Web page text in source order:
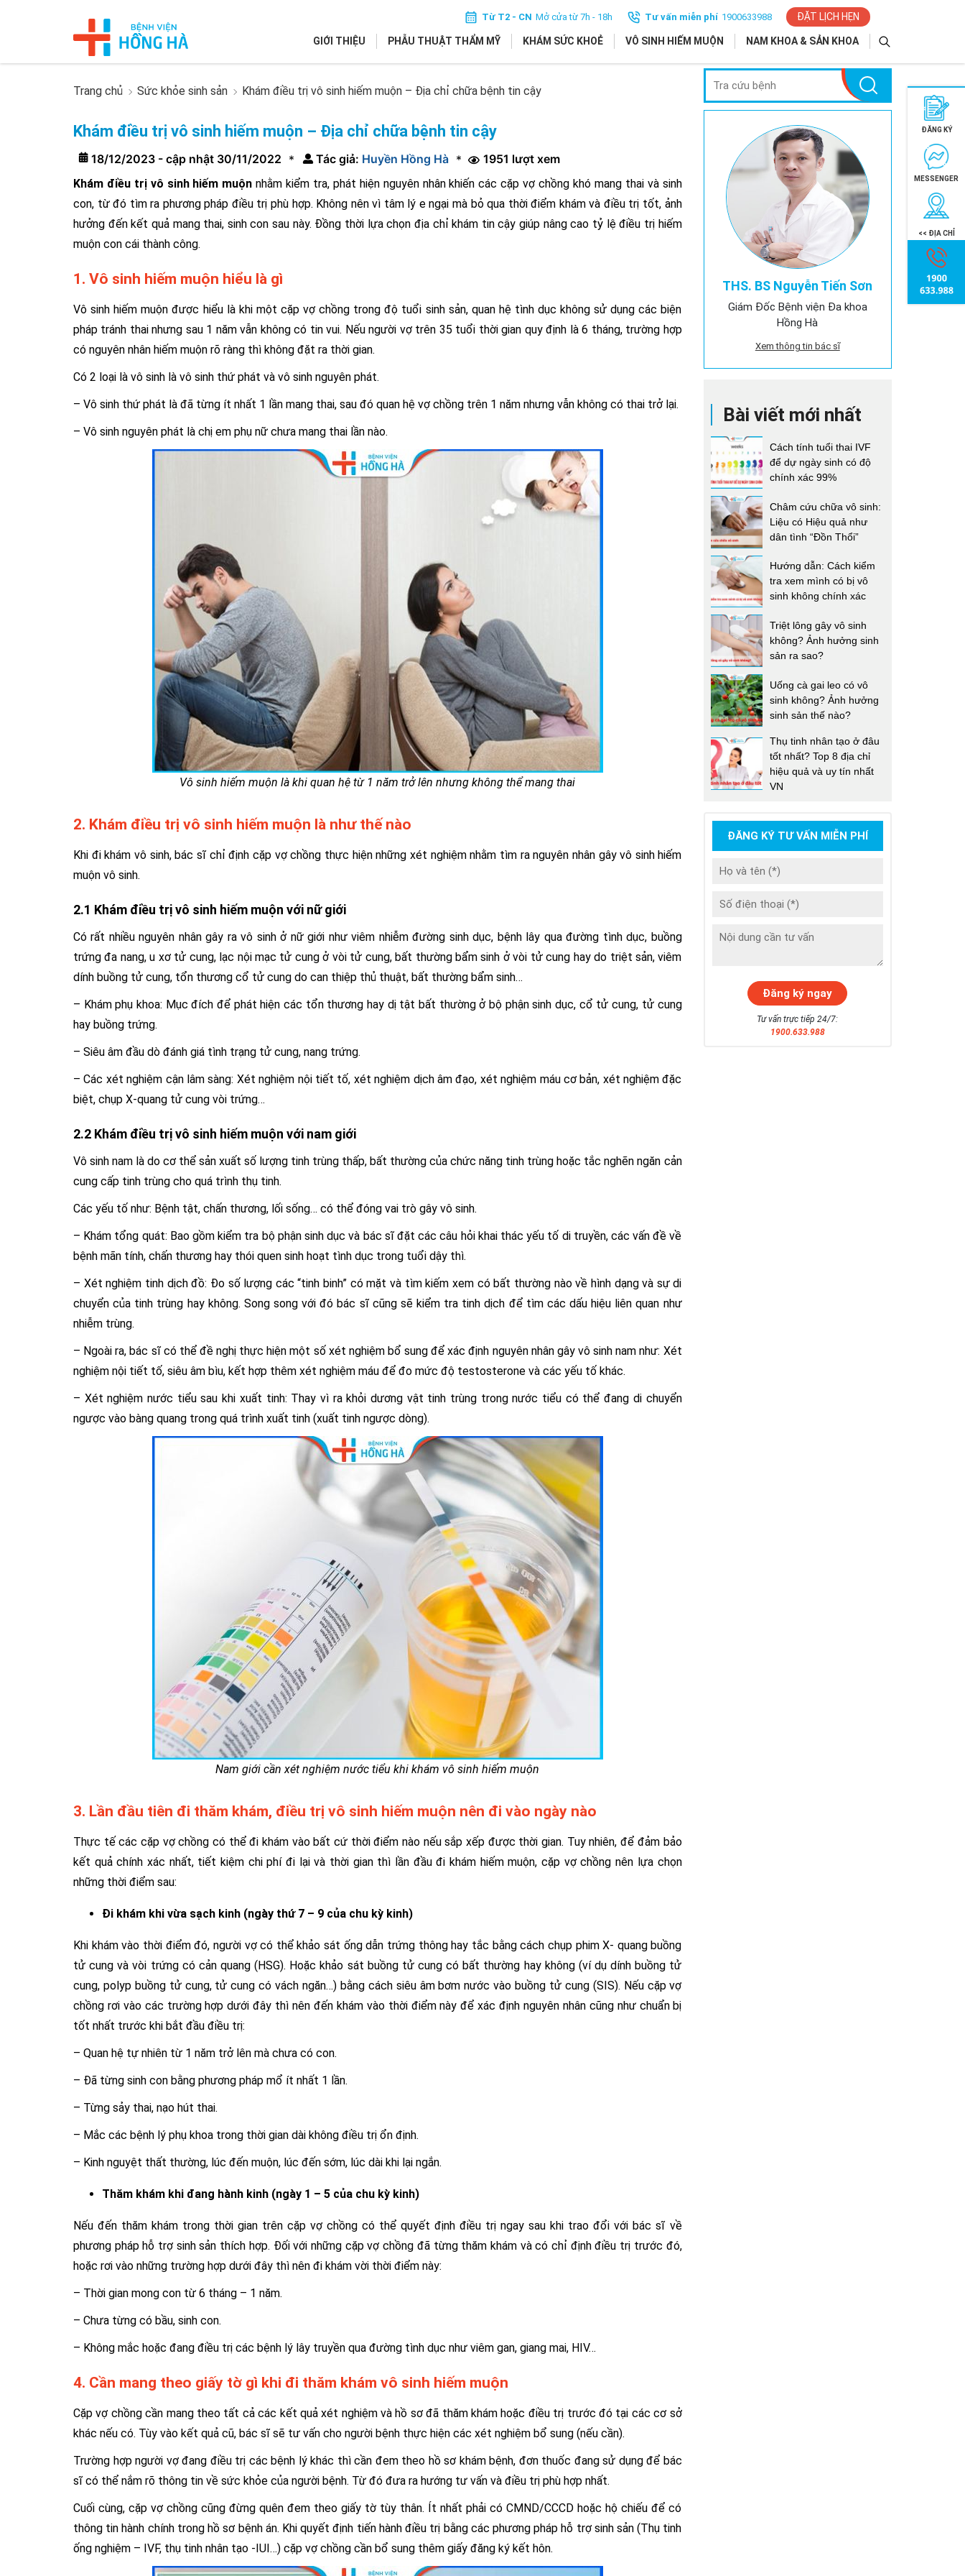
Từ T2 - CN Mở cửa từ 7h - 18h Tư vấn miễn phí 1900633988 ĐẶT LỊCH HẸN
GIỚI THIỆU PHẪU THUẬT THẨM MỸ KHÁM SỨC KHOẺ VÔ SINH HIẾM MUỘN NAM KHOA & SẢN KHOA
Trang chủ Sức khỏe sinh sản Khám điều trị vô sinh hiếm muộn – Địa chỉ chữa bệnh tin cậy
Khám điều trị vô sinh hiếm muộn – Địa chỉ chữa bệnh tin cậy
18/12/2023 - cập nhật 30/11/2022 * Tác giả: Huyền Hồng Hà * 1951 lượt xem
Khám điều trị vô sinh hiếm muộn nhằm kiểm tra, phát hiện nguyên nhân khiến các cặp vợ chồng khó mang thai và sinh
con, từ đó tìm ra phương pháp điều trị phù hợp. Không nên vì tâm lý e ngại mà bỏ qua thời điểm khám và điều trị tốt, ảnh
hưởng đến kết quả mang thai, sinh con sau này. Đồng thời lựa chọn địa chỉ khám tin cậy giúp nâng cao tỷ lệ điều trị hiếm
muộn con cái thành công.
1. Vô sinh hiếm muộn hiểu là gì
Vô sinh hiếm muộn được hiểu là khi một cặp vợ chồng trong độ tuổi sinh sản, quan hệ tình dục không sử dụng các biện
pháp tránh thai nhưng sau 1 năm vẫn không có tin vui. Nếu người vợ trên 35 tuổi thời gian quy định là 6 tháng, trường hợp
có nguyên nhân hiếm muộn rõ ràng thì không đặt ra thời gian.
Có 2 loại là vô sinh là vô sinh thứ phát và vô sinh nguyên phát.
– Vô sinh thứ phát là đã từng ít nhất 1 lần mang thai, sau đó quan hệ vợ chồng trên 1 năm nhưng vẫn không có thai trở lại.
– Vô sinh nguyên phát là chị em phụ nữ chưa mang thai lần nào.
Vô sinh hiếm muộn là khi quan hệ từ 1 năm trở lên nhưng không thể mang thai
2. Khám điều trị vô sinh hiếm muộn là như thế nào
Khi đi khám vô sinh, bác sĩ chỉ định cặp vợ chồng thực hiện những xét nghiệm nhằm tìm ra nguyên nhân gây vô sinh hiếm
muộn vô sinh.
2.1 Khám điều trị vô sinh hiếm muộn với nữ giới
Có rất nhiều nguyên nhân gây ra vô sinh ở nữ giới như viêm nhiễm đường sinh dục, bệnh lây qua đường tình dục, buồng
trứng đa nang, u xơ tử cung, lạc nội mạc tử cung ở vòi tử cung, bất thường bẩm sinh ở vòi tử cung hay do triệt sản, viêm
dính buồng tử cung, tổn thương cổ tử cung do can thiệp thủ thuật, bất thường bẩm sinh…
– Khám phụ khoa: Mục đích để phát hiện các tổn thương hay dị tật bất thường ở bộ phận sinh dục, cổ tử cung, tử cung
hay buồng trứng.
– Siêu âm đầu dò đánh giá tình trạng tử cung, nang trứng.
– Các xét nghiệm cận lâm sàng: Xét nghiệm nội tiết tố, xét nghiệm dịch âm đạo, xét nghiệm máu cơ bản, xét nghiệm đặc
biệt, chụp X-quang tử cung vòi trứng…
2.2 Khám điều trị vô sinh hiếm muộn với nam giới
Vô sinh nam là do cơ thể sản xuất số lượng tinh trùng thấp, bất thường của chức năng tinh trùng hoặc tắc nghẽn ngăn cản
cung cấp tinh trùng cho quá trình thụ tinh.
Các yếu tố như: Bệnh tật, chấn thương, lối sống… có thể đóng vai trò gây vô sinh.
– Khám tổng quát: Bao gồm kiểm tra bộ phận sinh dục và bác sĩ đặt các câu hỏi khai thác yếu tố di truyền, các vấn đề về
bệnh mãn tính, chấn thương hay thói quen sinh hoạt tình dục trong tuổi dậy thì.
– Xét nghiệm tinh dịch đồ: Đo số lượng các “tinh binh” có mặt và tìm kiếm xem có bất thường nào về hình dạng và sự di
chuyển của tinh trùng hay không. Song song với đó bác sĩ cũng sẽ kiểm tra tinh dịch để tìm các dấu hiệu liên quan như
nhiễm trùng.
– Ngoài ra, bác sĩ có thể đề nghị thực hiện một số xét nghiệm bổ sung để xác định nguyên nhân gây vô sinh nam như: Xét
nghiệm nội tiết tố, siêu âm bìu, kết hợp thêm xét nghiệm máu để đo mức độ testosterone và các yếu tố khác.
– Xét nghiệm nước tiểu sau khi xuất tinh: Thay vì ra khỏi dương vật tinh trùng trong nước tiểu có thể đang di chuyển
ngược vào bàng quang trong quá trình xuất tinh (xuất tinh ngược dòng).
Nam giới cần xét nghiệm nước tiểu khi khám vô sinh hiếm muộn
3. Lần đầu tiên đi thăm khám, điều trị vô sinh hiếm muộn nên đi vào ngày nào
Thực tế các cặp vợ chồng có thể đi khám vào bất cứ thời điểm nào nếu sắp xếp được thời gian. Tuy nhiên, để đảm bảo
kết quả chính xác nhất, tiết kiệm chi phí đi lại và thời gian thì lần đầu đi khám hiếm muộn, cặp vợ chồng nên lựa chọn
những thời điểm sau:
Đi khám khi vừa sạch kinh (ngày thứ 7 – 9 của chu kỳ kinh)
Khi khám vào thời điểm đó, người vợ có thể khảo sát ống dẫn trứng thông hay tắc bằng cách chụp phim X- quang buồng
tử cung và vòi trứng có cản quang (HSG). Hoặc khảo sát buồng tử cung có bất thường hay không (ví dụ dính buồng tử
cung, polyp buồng tử cung, tử cung có vách ngăn…) bằng cách siêu âm bơm nước vào buồng tử cung (SIS). Nếu cặp vợ
chồng rơi vào các trường hợp dưới đây thì nên đến khám vào thời điểm này để xác định nguyên nhân cũng như chuẩn bị
tốt nhất trước khi bắt đầu điều trị:
– Quan hệ tự nhiên từ 1 năm trở lên mà chưa có con.
– Đã từng sinh con bằng phương pháp mổ ít nhất 1 lần.
– Từng sảy thai, nạo hút thai.
– Mắc các bệnh lý phụ khoa trong thời gian dài không điều trị ổn định.
– Kinh nguyệt thất thường, lúc đến muộn, lúc đến sớm, lúc dài khi lại ngắn.
Thăm khám khi đang hành kinh (ngày 1 – 5 của chu kỳ kinh)
Nếu đến thăm khám trong thời gian trên cặp vợ chồng có thể quyết định điều trị ngay sau khi trao đổi với bác sĩ về
phương pháp hỗ trợ sinh sản thích hợp. Đối với những cặp vợ chồng đã từng thăm khám và có chỉ định điều trị trước đó,
hoặc rơi vào những trường hợp dưới đây thì nên đi khám vời thời điểm này:
– Thời gian mong con từ 6 tháng – 1 năm.
– Chưa từng có bầu, sinh con.
– Không mắc hoặc đang điều trị các bệnh lý lây truyền qua đường tình dục như viêm gan, giang mai, HIV…
4. Cần mang theo giấy tờ gì khi đi thăm khám vô sinh hiếm muộn
Cặp vợ chồng cần mang theo tất cả các kết quả xét nghiệm và hồ sơ đã thăm khám hoặc điều trị trước đó tại các cơ sở
khác nếu có. Tùy vào kết quả cũ, bác sĩ sẽ tư vấn cho người bệnh thực hiện các xét nghiệm bổ sung (nếu cần).
Trường hợp người vợ đang điều trị các bệnh lý khác thì cần đem theo hồ sơ khám bệnh, đơn thuốc đang sử dụng để bác
sĩ có thể nắm rõ thông tin về sức khỏe của người bệnh. Từ đó đưa ra hướng tư vấn và điều trị phù hợp nhất.
Cuối cùng, cặp vợ chồng cũng đừng quên đem theo giấy tờ tùy thân. Ít nhất phải có CMND/CCCD hoặc hộ chiếu để có
thông tin hành chính trong hồ sơ bệnh án. Khi quyết định tiến hành điều trị bằng các phương pháp hỗ trợ sinh sản (Thụ tinh
ống nghiệm – IVF, thụ tinh nhân tạo -IUI…) cặp vợ chồng cần bổ sung thêm giấy đăng ký kết hôn.
THS. BS Nguyễn Tiến Sơn
Giám Đốc Bệnh viện Đa khoa
Hồng Hà
Xem thông tin bác sĩ
Bài viết mới nhất
Cách tính tuổi thai IVF
để dự ngày sinh có độ
chính xác 99%
Châm cứu chữa vô sinh:
Liệu có Hiệu quả như
dân tình “Đồn Thổi”
Hướng dẫn: Cách kiểm
tra xem mình có bị vô
sinh không chính xác
Triệt lông gây vô sinh
không? Ảnh hưởng sinh
sản ra sao?
Uống cà gai leo có vô
sinh không? Ảnh hưởng
sinh sản thế nào?
Thụ tinh nhân tạo ở đâu
tốt nhất? Top 8 địa chỉ
hiệu quả và uy tín nhất
VN
ĐĂNG KÝ TƯ VẤN MIỄN PHÍ
Tư vấn trực tiếp 24/7:
1900.633.988
ĐĂNG KÝ
MESSENGER
<< ĐỊA CHỈ